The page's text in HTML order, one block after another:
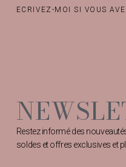
ECRIVEZ-MOI SI VOUS
Restez informé des
soldes et offres exclusives et